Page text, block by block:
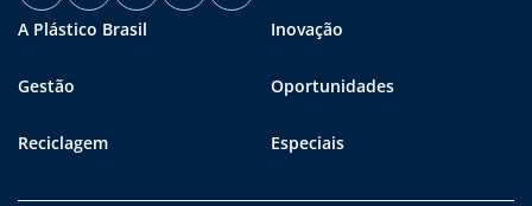
A Plástico Brasil Inovação
Gestão Oportunidades
Reciclagem Especiais